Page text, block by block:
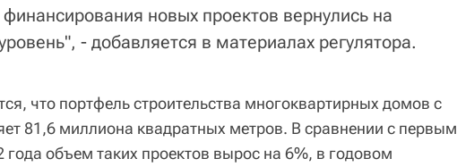
новых проектов вернулись на
- добавляется в материалах регулятора.
что портфель строительства многоквартирных домов с
81,6 миллиона квадратных метров. В сравнении с первым
года объем таких проектов вырос на 6%, в годовом